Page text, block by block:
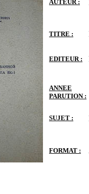
AUTEUR :
TITRE :
EDITEUR :
ANNEE
PARUTION :
SUJET :
FORMAT :